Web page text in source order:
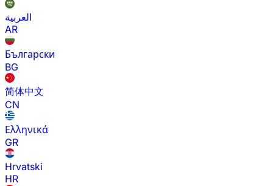
العربية
AR
Български
BG
简体中文
CN
Ελληνικά
GR
Hrvatski
HR